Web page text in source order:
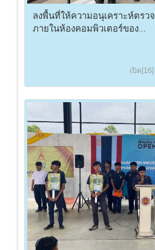
ลงพื้นที่ให้ความอนุเคราะห์ตร
ภายในห้องคอมพิวเตอร์ของ...
เปิด